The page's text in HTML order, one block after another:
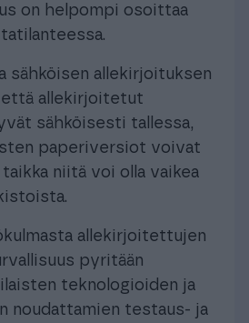
on helpompi osoittaa
sähköisen allekirjoituksen
että allekirjoitetut
sähköisesti tallessa,
paperiversiot voivat
niitä voi olla vaikea
allekirjoitettujen
pyritään
teknologioiden ja
noudattamien testaus- ja